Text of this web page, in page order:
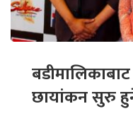
छायांकन सुरु